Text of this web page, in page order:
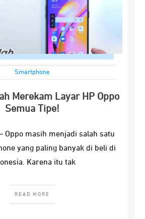
Smartphone
Merekam Layar HP Oppo
Semua Tipe!
Oppo masih menjadi salah satu
yang paling banyak di beli di
Karena itu tak
READ MORE